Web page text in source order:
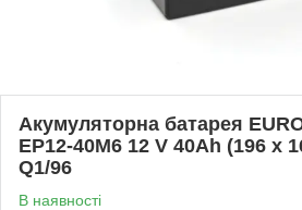
Акумуляторна батарея
EP12-40M6 12 V 40Ah (196 x
Q1/96
В наявності